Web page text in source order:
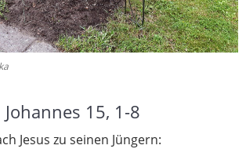
15, 1-8
Jesus zu seinen Jüngern: